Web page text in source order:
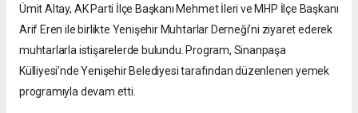
Ümit Altay, AK Parti İlçe Başkanı Mehmet İleri ve MHP İlçe Başkanı
Arif Eren ile birlikte Yenişehir Muhtarlar Derneği’ni ziyaret ederek
muhtarlarla istişarelerde bulundu. Program, Sinanpaşa
Külliyesi’nde Yenişehir Belediyesi tarafından düzenlenen yemek
programıyla devam etti.